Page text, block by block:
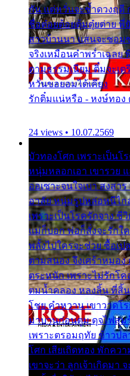
กัน แต่หวั่นจะช้ำดวงฤ
ชื่อต๋อยต้อยตุ้มตุ๋ยต่าย พี่
สาวบ้านนา แสนจะซอม
จริงเหมือนคำพร่ำเฉลย
ตามธรรมเนียม ติ๋มจะเ
หวั่นขอยอมได้เคียง
รักติ๋มแน่หรือ - หงษ์ทอง
24 views • 10.07.2569
บัวทองโศก เพราะเป็น
หนุ่มหลอกเอา เขารวย
ออเซาะจนใจเบา สงสา
อาลัย หนุ่มรูปหล่อหนีไก
เพราะเป็นโรครักจาง ชี
แม่ก็บอก พ่อก็สั่งจะรักใ
พลั้งไปใครจะช่วย ซื้อเป
ตามสนอง จึงเศร้าหมอ
ตระหนัก เพราะไม่รักโ
ตมน้ำคลอง หลงลิ้น ที่สิ้
โชย คำหวาน เขาวาดโ
มาบานก่อนตูม ดุจไฟสุม
เพราะตรอมฤทัย ข้าวป
โศก เสียเถิดทอง พักคว
เขาจะว่า ลูกเจ้าเกิดมา